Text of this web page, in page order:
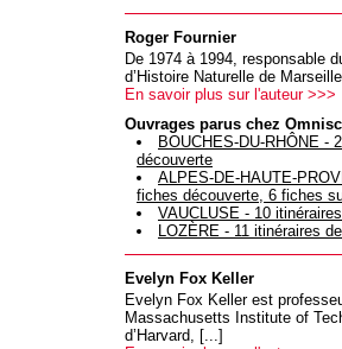
Roger Fournier
De 1974 à 1994, responsable
d’Histoire Naturelle de
En savoir plus sur l'auteur >>>
Ouvrages parus chez
BOUCHES-DU-RHÔNE -
découverte
ALPES-DE-HAUTE-
fiches découverte, 6 fiches
VAUCLUSE - 10
LOZÈRE - 11 itinéraires
Evelyn Fox Keller
Evelyn Fox Keller est
Massachusetts Institute of
d’Harvard, [...]